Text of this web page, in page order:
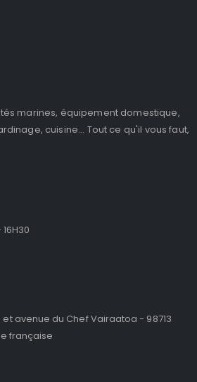
marines, équipement domestique,
cuisine... Tout ce qu'il vous faut,
avenue du Chef Vairaatoa - 98713
française